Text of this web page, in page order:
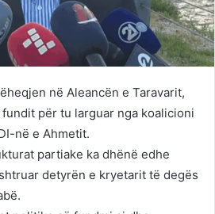
në Aleancën e Taravarit,
për tu larguar nga koalicioni
në e Ahmetit.
partiake ka dhënë edhe
detyrën e kryetarit të degës